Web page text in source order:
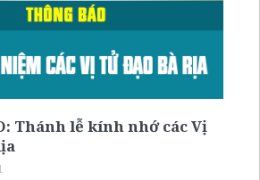
Thánh lễ kính nhớ các Vị